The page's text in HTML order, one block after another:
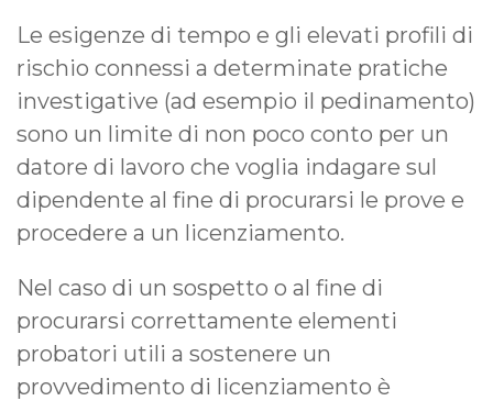
Le esigenze di tempo e gli elevati profili di
rischio connessi a determinate pratiche
investigative (ad esempio il pedinamento)
sono un limite di non poco conto per un
datore di lavoro che voglia indagare sul
dipendente al fine di procurarsi le prove e
procedere a un licenziamento.
Nel caso di un sospetto o al fine di
procurarsi correttamente elementi
probatori utili a sostenere un
provvedimento di licenziamento è